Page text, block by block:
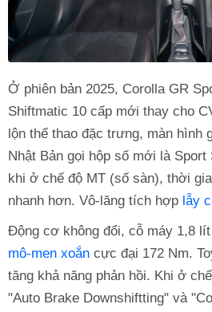
Ở phiên bản 2025, Corolla GR
Shiftmatic 10 cấp mới thay cho
lộn thể thao đặc trưng, màn hình
Nhật Bản gọi hộp số mới là
khi ở chế độ MT (số sàn), thời
nhanh hơn. Vô-lăng tích hợp lẫy
Động cơ không đổi, cỗ máy 1,8
mô-men xoắn cực đại 172 Nm.
tăng khả năng phản hồi. Khi ở
"Auto Brake Downshiftting" và